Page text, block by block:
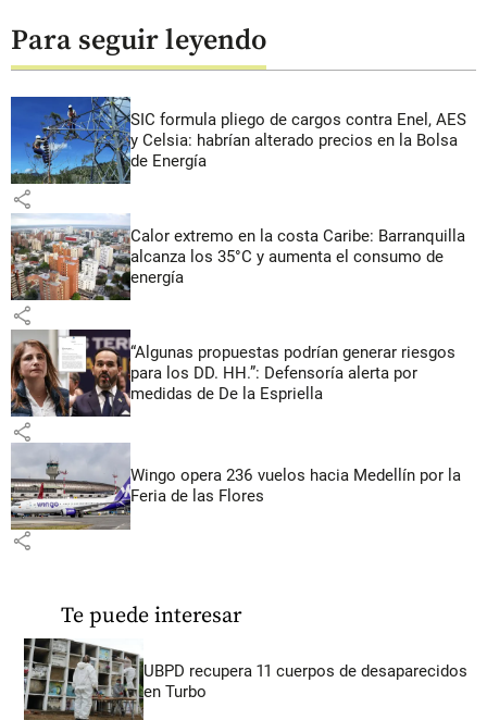
Para seguir leyendo
SIC formula pliego de cargos contra Enel, AES
y Celsia: habrían alterado precios en la Bolsa
de Energía
share
Calor extremo en la costa Caribe: Barranquilla
alcanza los 35°C y aumenta el consumo de
energía
share
“Algunas propuestas podrían generar riesgos
para los DD. HH.”: Defensoría alerta por
medidas de De la Espriella
share
Wingo opera 236 vuelos hacia Medellín por la
Feria de las Flores
share
Te puede interesar
UBPD recupera 11 cuerpos de desaparecidos
en Turbo